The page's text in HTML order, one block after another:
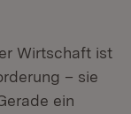
Wirtschaft ist
– sie
ein